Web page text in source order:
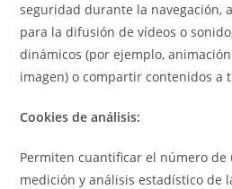
seguridad durante la navegación,
para la difusión de vídeos o
dinámicos (por ejemplo,
imagen) o compartir contenidos a
Cookies de análisis:
Permiten cuantificar el número de
medición y análisis estadístico de